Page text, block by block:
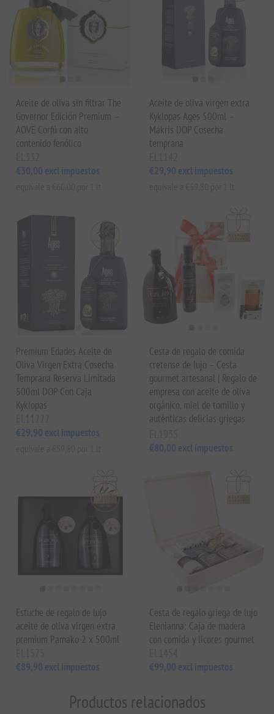
Aceite de oliva sin filtrar The
Governor Edición Premium –
AOVE Corfú con alto
contenido fenólico
€30,00 excl impuestos
Aceite de oliva virgen extra
Kyklopas Ages 500ml –
Makris DOP Cosecha
temprana
€29,90 excl impuestos
Premium Edades Aceite de
Oliva Virgen Extra Cosecha
Temprana Reserva Limitada
500ml DOP Con Caja
Kyklopas
€29,90 excl impuestos
Cesta de regalo de comida
cretense de lujo – Cesta
gourmet artesanal | Regalo de
empresa con aceite de oliva
orgánico, miel de tomillo y
auténticas delicias griegas
€80,00 excl impuestos
Estuche de regalo de lujo
aceite de oliva virgen extra
premium Pamako 2 x 500ml
€89,90 excl impuestos
Cesta de regalo griega de lujo
Elenianna: Caja de madera
con comida y licores gourmet
€99,00 excl impuestos
Productos relacionados